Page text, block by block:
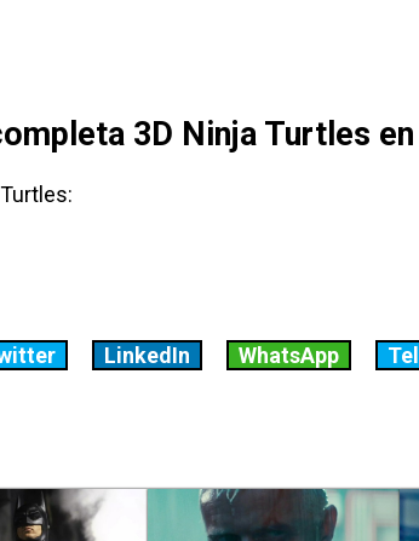
3D Ninja Turtles
LinkedIn WhatsApp